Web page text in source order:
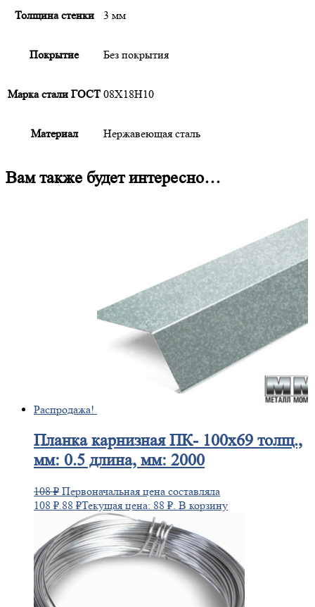
Толщина стенки 3 мм
Покрытие Без покрытия
Марка стали ГОСТ 08Х18Н10
Материал Нержавеющая сталь
Вам также будет интересно…
Распродажа!
Планкакарнизная ПК- 100х69 толщ.,
мм: 0.5 длина, мм: 2000
108₽ Первоначальная цена составляла
108 ₽. 88 ₽Текущая цена: 88 ₽. В корзину